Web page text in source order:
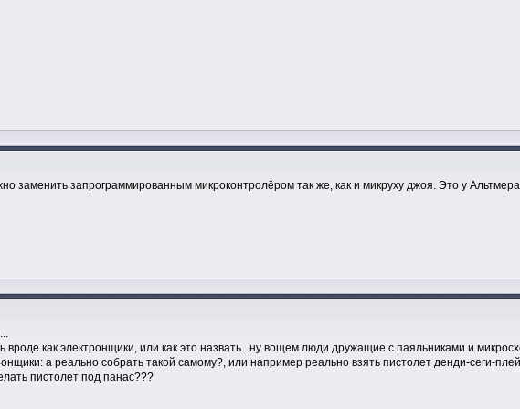
заменить запрограммированным микроконтролёром так же, как и микруху джоя. Это у
вроде как электронщики, или как это назвать...ну вощем люди дружащие с паяльниками и
а реально собрать такой самому?, или например реально взять пистолет денди-сеги-
пистолет под панас???